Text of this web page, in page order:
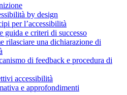
by design
per l’accessibilità
guida e criteri di successo
rilasciare una dichiarazione di
di feedback e procedura di
accessibilità
e approfondimenti